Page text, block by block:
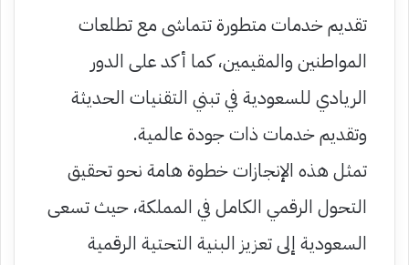
تقديم خدمات متطورة تتماشى مع تطلعات
المواطنين والمقيمين، كما أكد على الدور
الريادي للسعودية في تبني التقنيات الحديثة
وتقديم خدمات ذات جودة عالمية.
تمثل هذه الإنجازات خطوة هامة نحو تحقيق
التحول الرقمي الكامل في المملكة، حيث تسعى
السعودية إلى تعزيز البنية التحتية الرقمية